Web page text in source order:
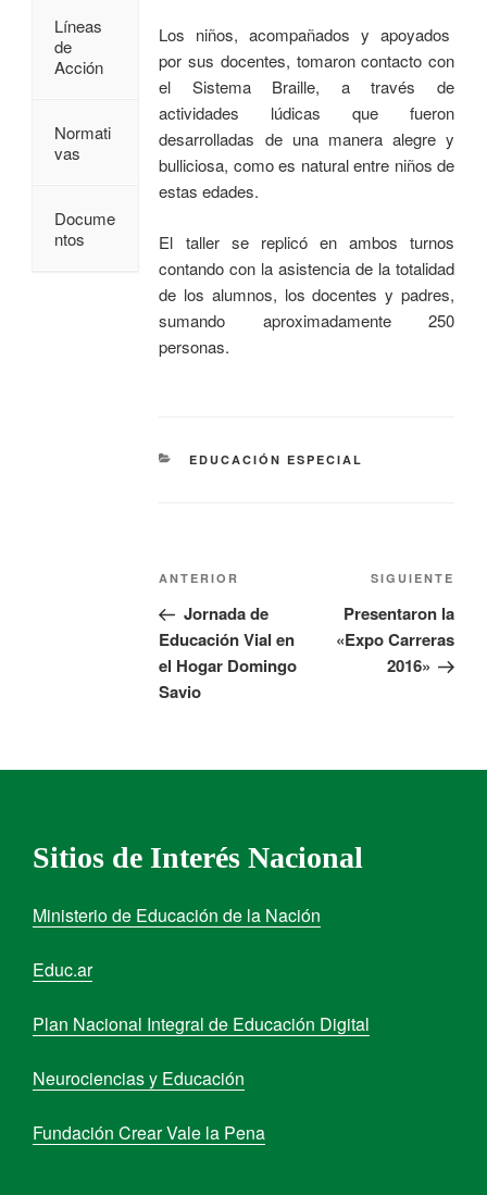
Los niños, acompañados y apoyados
por sus docentes, tomaron contacto con
el Sistema Braille, a través de
actividades lúdicas que fueron
desarrolladas de una manera alegre y
bulliciosa, como es natural entre niños de
estas edades.
El taller se replicó en ambos turnos
contando con la asistencia de la totalidad
de los alumnos, los docentes y padres,
sumando aproximadamente 250
personas.
EDUCACIÓN ESPECIAL
ANTERIOR
Jornada de
Educación Vial en
el Hogar Domingo
Savio
SIGUIENTE
Presentaron la
«Expo Carreras
2016»
Líneas
de
Acción
Normati
vas
Docume
ntos
Sitios de Interés Nacional
Ministerio de Educación de la Nación
Educ.ar
Plan Nacional Integral de Educación Digital
Neurociencias y Educación
Fundación Crear Vale la Pena